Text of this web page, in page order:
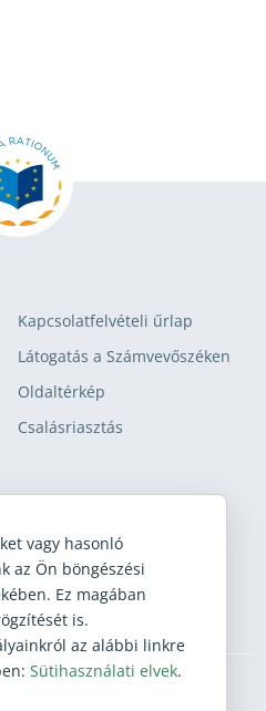
Kapcsolatfelvételi űrlap
Látogatás a Számvevőszéken
Oldaltérkép
Csalásriasztás
legfrissebb híreinket!
vagy hasonló
az Ön böngészési
Ez magában
is.
az alábbi linkre
Sütihasználati elvek.